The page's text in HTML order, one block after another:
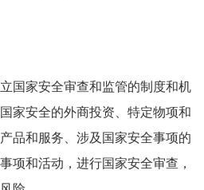
国家安全审查和监管的制度和机
家安全的外商投资、特定物项和
品和服务、涉及国家安全事项的
项和活动，进行国家安全审查，